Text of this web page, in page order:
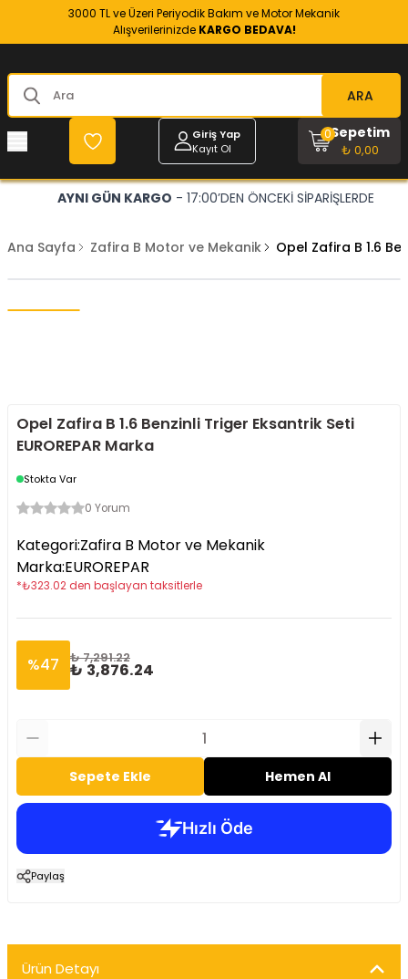
3000 TL ve Üzeri Periyodik Bakım ve Motor Mekanik
Alışverilerinizde KARGO BEDAVA!
ARA
Giriş Yap
Kayıt Ol
Sepetim
₺ 0,00
0
AYNI GÜN KARGO - 17:00’DEN ÖNCEKİ SİPARİŞLERDE
Ana Sayfa Zafira B Motor ve Mekanik Opel Zafira B 1.6
Opel Zafira B 1.6 Benzinli Triger Eksantrik Seti
EUROREPAR Marka
Stokta Var
0 Yorum
Kategori:Zafira B Motor ve Mekanik
Marka:EUROREPAR
*₺323.02 den başlayan taksitlerle
%47 ₺ 7,291.22
₺ 3,876.24
Sepete Ekle Hemen Al
Paylaş
Ürün Detayı